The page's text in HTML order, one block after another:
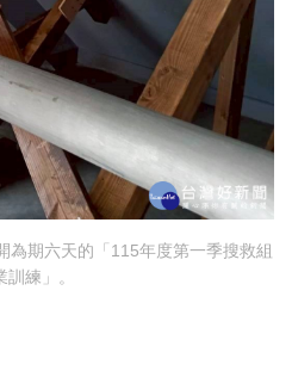
為期六天的「115年度第一季搜救組
訓練」。